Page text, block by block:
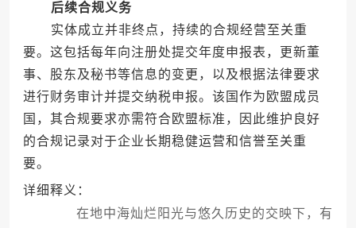
后续合规义务
实体成立并非终点，持续的合规经营至关重
要。这包括每年向注册处提交年度申报表，更新董
事、股东及秘书等信息的变更，以及根据法律要求
进行财务审计并提交纳税申报。该国作为欧盟成员
国，其合规要求亦需符合欧盟标准，因此维护良好
的合规记录对于企业长期稳健运营和信誉至关重
要。
详细释义：
在地中海灿烂阳光与悠久历史的交映下，有